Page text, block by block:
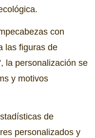
con
las figuras de
la personalización se
y motivos
de
personalizados y